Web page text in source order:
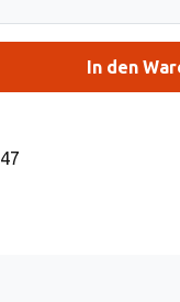
Gib denIn den